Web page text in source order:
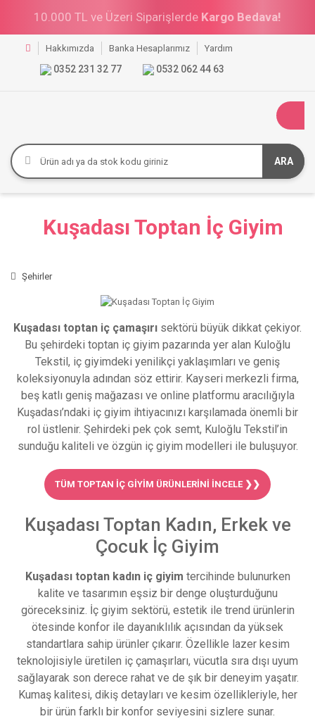
10.000 TL ve Üzeri Siparişlerde Kargo Bedava!
Hakkımızda Banka Hesaplarımız Yardım
0352 231 32 77 0532 062 44 63
ARA
Kuşadası Toptan İç Giyim
Şehirler
Kuşadası toptan iç çamaşırı sektörü büyük dikkat çekiyor.
Bu şehirdeki toptan iç giyim pazarında yer alan Kuloğlu
Tekstil, iç giyimdeki yenilikçi yaklaşımları ve geniş
koleksiyonuyla adından söz ettirir. Kayseri merkezli firma,
beş katlı geniş mağazası ve online platformu aracılığıyla
Kuşadası’ndaki iç giyim ihtiyacınızı karşılamada önemli bir
rol üstlenir. Şehirdeki pek çok semt, Kuloğlu Tekstil’in
sunduğu kaliteli ve özgün iç giyim modelleri ile buluşuyor.
TÜM TOPTAN İÇ GIYIM ÜRÜNLERINI İNCELE ❯❯
Kuşadası Toptan Kadın, Erkek ve
Çocuk İç Giyim
Kuşadası toptan kadın iç giyim tercihinde bulunurken
kalite ve tasarımın eşsiz bir denge oluşturduğunu
göreceksiniz. İç giyim sektörü, estetik ile trend ürünlerin
ötesinde konfor ile dayanıklılık açısından da yüksek
standartlara sahip ürünler çıkarır. Özellikle lazer kesim
teknolojisiyle üretilen iç çamaşırları, vücutla sıra dışı uyum
sağlayarak son derece rahat ve de şık bir deneyim yaşatır.
Kumaş kalitesi, dikiş detayları ve kesim özellikleriyle, her
bir ürün farklı bir konfor seviyesini sizlere sunar.